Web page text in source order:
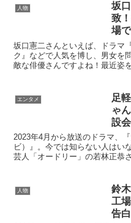
人物
坂
致
場
坂口憲二さんといえば、ドラマ
ク』などで人気を博し、男女を
敵な俳優さんですよね！最近姿
エンタメ
足
ゃ
設
2023年4月から放送のドラマ、
ビ）』。今では知らない人はい
芸人「オードリー」の若林正恭
人物
鈴
工
告